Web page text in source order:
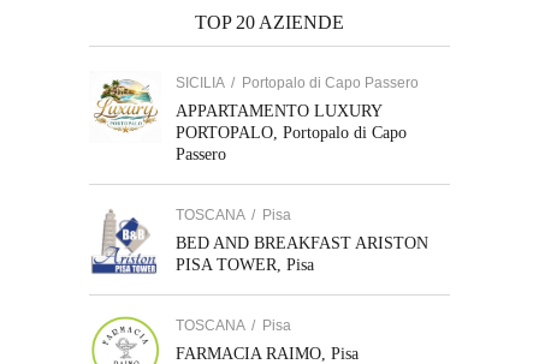
TOP 20 AZIENDE
SICILIA / Portopalo di Capo Passero
APPARTAMENTO LUXURY
PORTOPALO, Portopalo di Capo
Passero
TOSCANA / Pisa
BED AND BREAKFAST ARISTON
PISA TOWER, Pisa
TOSCANA / Pisa
FARMACIA RAIMO, Pisa